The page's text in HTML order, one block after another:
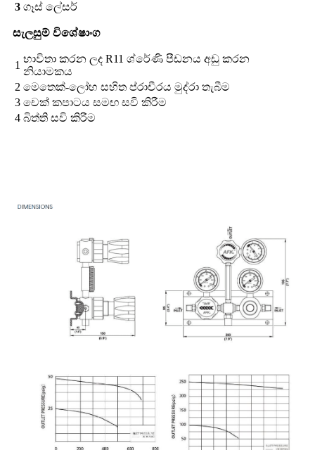
3 ගෑස් ලේසර්
සැලසුම් විශේෂාංග
1
භාවිතා කරන ලද R11 ශ්රේණි පීඩනය අඩු කරන
නියාමකය
2 මෙතෙක්-ලෝහ සහිත ප්රාචීරය මුද්රා තැබීම
3 චෙක් කපාටය සමඟ සවි කිරීම
4 බිත්ති සවි කිරීම